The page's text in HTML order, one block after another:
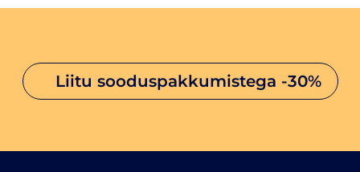
liitu sooduspakkumistega -30%